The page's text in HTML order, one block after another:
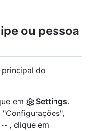
ou pessoa
principal do
em
Settings.
, clique em